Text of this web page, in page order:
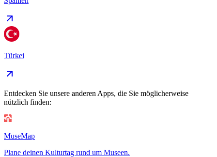
Türkei
Entdecken Sie unsere anderen Apps, die Sie möglicherweise
nützlich finden:
MuseMap
Plane deinen Kulturtag rund um Museen.